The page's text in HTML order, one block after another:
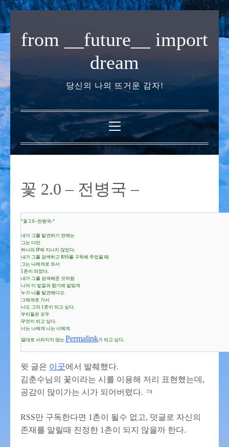
용
가
기
from __future__ import
dream
당신의 나의 뜨거운 감자!
기
본
메
뉴
꽃 2.0 – 전병국 –
“꽃 2.0 -전병국-“
내가 그를 발견하기 전에는
그는 다만
하나의 IP에 지나지 않았다.
내가 그를 검색하고 RSS를 구독해 주었을 때
그는 나에게로 와서
1촌이 되었다.
내가 그를 검색해준 것처럼
나의 이 빛깔과 향기에 알맞게
누가 나를 발견해다오.
그에게로 가서
나도 그의 1촌이 되고 싶다.
우리들은 모두
무엇이 되고 싶다.
너는 나에게 나는 너에게
절대로 사라지지 않는 Permalink가 되고 싶다.
윗 글은 이곳에서 발췌했다.
김춘수님의 꽃이라는 시를 이용해 저리 표현했는데,
공감이 많이가는 시가 되어버렸다. ㅋ
RSS만 구독한다면 1촌이 될수 없고, 덧글로 자신의
존재를 알릴때 진정한 1촌이 되지 않을까 한다.